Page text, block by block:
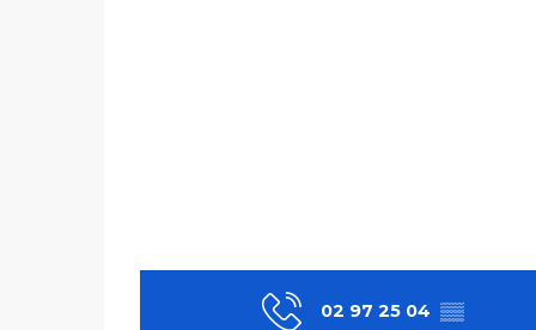
02 97 25 04 ▒▒